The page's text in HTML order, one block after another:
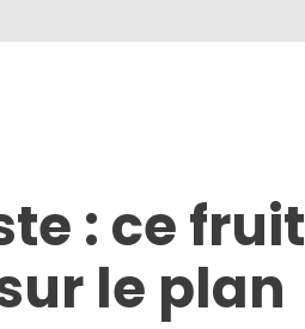
: ce fruit
le plan